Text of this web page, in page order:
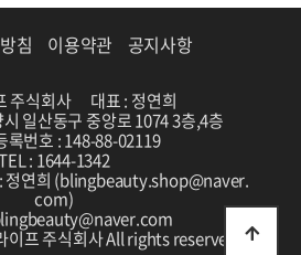
침 이용약관 공지사항
주식회사
대표 : 정연희
일산동구 중앙로 1074 3층,4층
록번호 : 148-88-02119
: 1644-1342
정연희 (blingbeauty.shop@naver.
com)
프 주식회사 All rights reserved.